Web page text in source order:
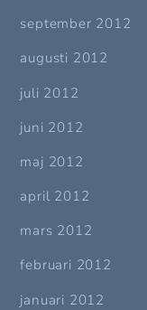
september 2012
augusti 2012
juli 2012
juni 2012
maj 2012
april 2012
mars 2012
februari 2012
januari 2012